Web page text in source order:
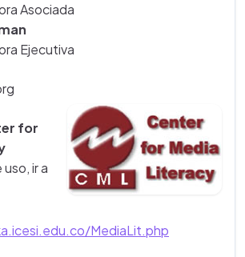
Asociada
Ejecutiva
for
ir a
MediaLit.php